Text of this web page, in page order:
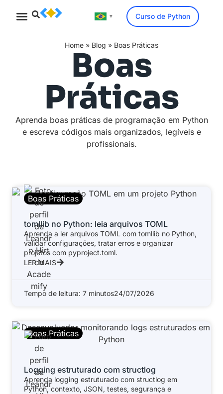
▼ Curso de Python
Home » Blog » Boas Práticas
Boas
Práticas
Aprenda boas práticas de programação em Python
e escreva códigos mais organizados, legíveis e
profissionais.
Boas Práticas
tomllib no Python: leia arquivos TOML
Aprenda a ler arquivos TOML com tomllib no Python,
validar configurações, tratar erros e organizar
projetos com pyproject.toml.
LER MAIS
Tempo de leitura: 7 minutos24/07/2026
Boas Práticas
Logging estruturado com structlog
Aprenda logging estruturado com structlog em
Python, contexto, JSON, testes, segurança e